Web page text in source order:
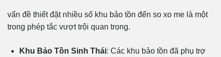
vấn đề thiết đặt nhiều số khu bảo tồn đến so xo me là một
trong phép tắc vượt trội quan trọng.
Khu Bảo Tồn Sinh Thái: Các khu bảo tồn đã phụ trợ